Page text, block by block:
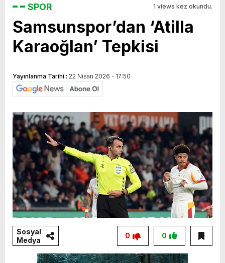
SPOR 1 views kez okundu.
Samsunspor’dan ‘Atilla
Karaoğlan’ Tepkisi
Yayınlanma Tarihi : 22 Nisan 2026 - 17:50
Sosyal
Medya
0
0